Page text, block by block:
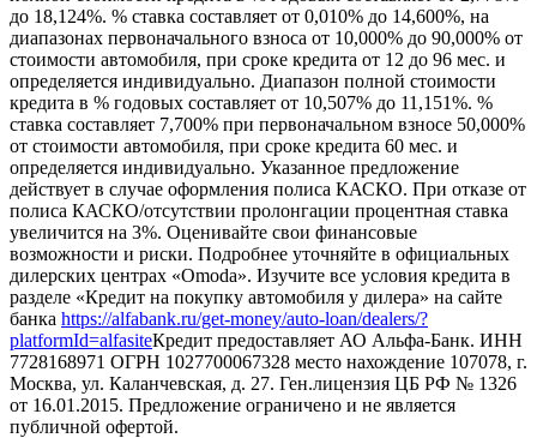
до 18,124%. % ставка составляет от 0,010% до 14,600%, на
диапазонах первоначального взноса от 10,000% до 90,000% от
стоимости автомобиля, при сроке кредита от 12 до 96 мес. и
определяется индивидуально. Диапазон полной стоимости
кредита в % годовых составляет от 10,507% до 11,151%. %
ставка составляет 7,700% при первоначальном взносе 50,000%
от стоимости автомобиля, при сроке кредита 60 мес. и
определяется индивидуально. Указанное предложение
действует в случае оформления полиса КАСКО. При отказе от
полиса КАСКО/отсутствии пролонгации процентная ставка
увеличится на 3%. Оценивайте свои финансовые
возможности и риски. Подробнее уточняйте в официальных
дилерских центрах «Omoda». Изучите все условия кредита в
разделе «Кредит на покупку автомобиля у дилера» на сайте
банка https://alfabank.ru/get-money/auto-loan/dealers/?
platformId=alfasiteКредит предоставляет АО Альфа-Банк. ИНН
7728168971 ОГРН 1027700067328 место нахождение 107078, г.
Москва, ул. Каланчевская, д. 27. Ген.лицензия ЦБ РФ № 1326
от 16.01.2015. Предложение ограничено и не является
публичной офертой.